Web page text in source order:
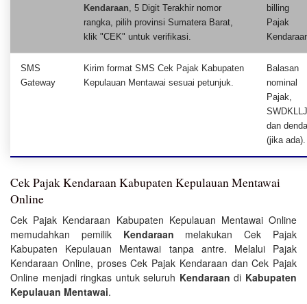
Kendaraan, 5 Digit Terakhir nomor
rangka, pilih provinsi Sumatera Barat,
klik "CEK" untuk verifikasi.
billing
Pajak
SMS
Gateway
Kirim format SMS Cek Pajak Kabupaten
Kepulauan Mentawai sesuai petunjuk.
Balasan
nominal
Pajak,
dan denda
(jika ada).
Cek Pajak Kendaraan Kabupaten Kepulauan Mentawai
Online
Cek Pajak Kendaraan Kabupaten Kepulauan Mentawai Online
memudahkan pemilik Kendaraan melakukan Cek Pajak
Kabupaten Kepulauan Mentawai tanpa antre. Melalui Pajak
Kendaraan Online, proses Cek Pajak Kendaraan dan Cek Pajak
Online menjadi ringkas untuk seluruh Kendaraan di Kabupaten
Kepulauan Mentawai.